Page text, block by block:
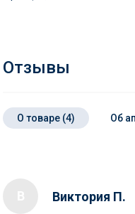
Отзывы
О товаре (4) Об
Виктория П.